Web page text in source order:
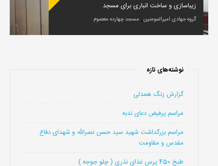
زیباسازی و ساخت انباری برای مسجد
گروه جهادی امیرالمومنین, مسجد چهارده معصوم
نوشته‌های تازه
گزارش زنگ همدلی
مراسم پرفیض دعای ندبه
مراسم بزرگداشت شهید سید حسن نصرالله و شهدای دفاع
مقدس و مقاومت
طبخ 450 پرس غذای نذری ( چلو جوجه )